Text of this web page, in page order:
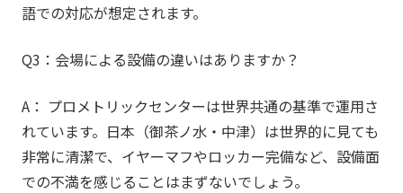
語での対応が想定されます。
Q3：会場による設備の違いはありますか？
A： プロメトリックセンターは世界共通の基準で運用さ
れています。日本（御茶ノ水・中津）は世界的に見ても
非常に清潔で、イヤーマフやロッカー完備など、設備面
での不満を感じることはまずないでしょう。